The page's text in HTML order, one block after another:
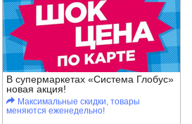
В супермаркетах «Система Глобус»
новая акция!
Максимальные скидки, товары
меняются еженедельно!